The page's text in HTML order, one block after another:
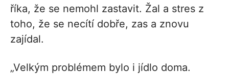
říka, že se nemohl zastavit. Žal a stres z
toho, že se necítí dobře, zas a znovu
zajídal.
„Velkým problémem bylo i jídlo doma.